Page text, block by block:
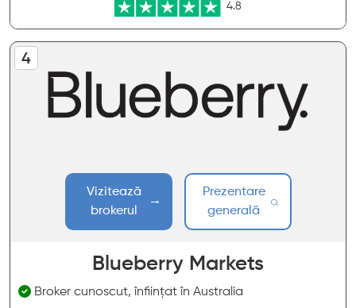
4.8
Vizitează
brokerul
Prezentare
generală
Blueberry Markets
Broker cunoscut, înființat în Australia